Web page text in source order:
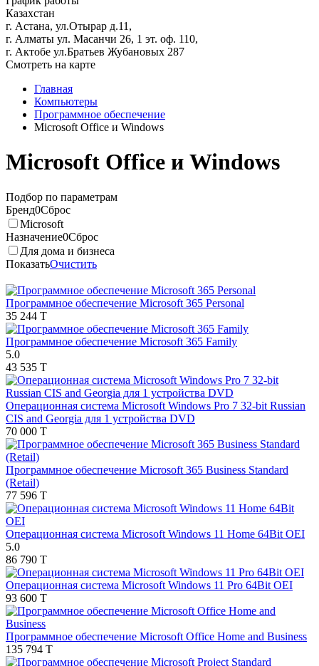
Казахстан
г. Астана, ул.Отырар д.11,
г. Алматы ул. Масанчи 26, 1 эт. оф. 110,
г. Актобе ул.Братьев Жубановых 287
Смотреть на карте
Главная
Компьютеры
Программное обеспечение
Microsoft Office и Windows
Microsoft Office и Windows
Подбор по параметрам
Бренд0Сброс
Microsoft
Назначение0Сброс
Для дома и бизнеса
ПоказатьОчистить
Программное обеспечение Microsoft 365 Personal
35 244 T
Программное обеспечение Microsoft 365 Family
5.0
43 535 T
Операционная система Microsoft Windows Pro 7 32-bit Russian
CIS and Georgia для 1 устройства DVD
70 000 T
Программное обеспечение Microsoft 365 Business Standard
(Retail)
77 596 T
Операционная система Microsoft Windows 11 Home 64Bit OEI
5.0
86 790 T
Операционная система Microsoft Windows 11 Pro 64Bit OEI
93 600 T
Программное обеспечение Microsoft Office Home and Business
135 794 T